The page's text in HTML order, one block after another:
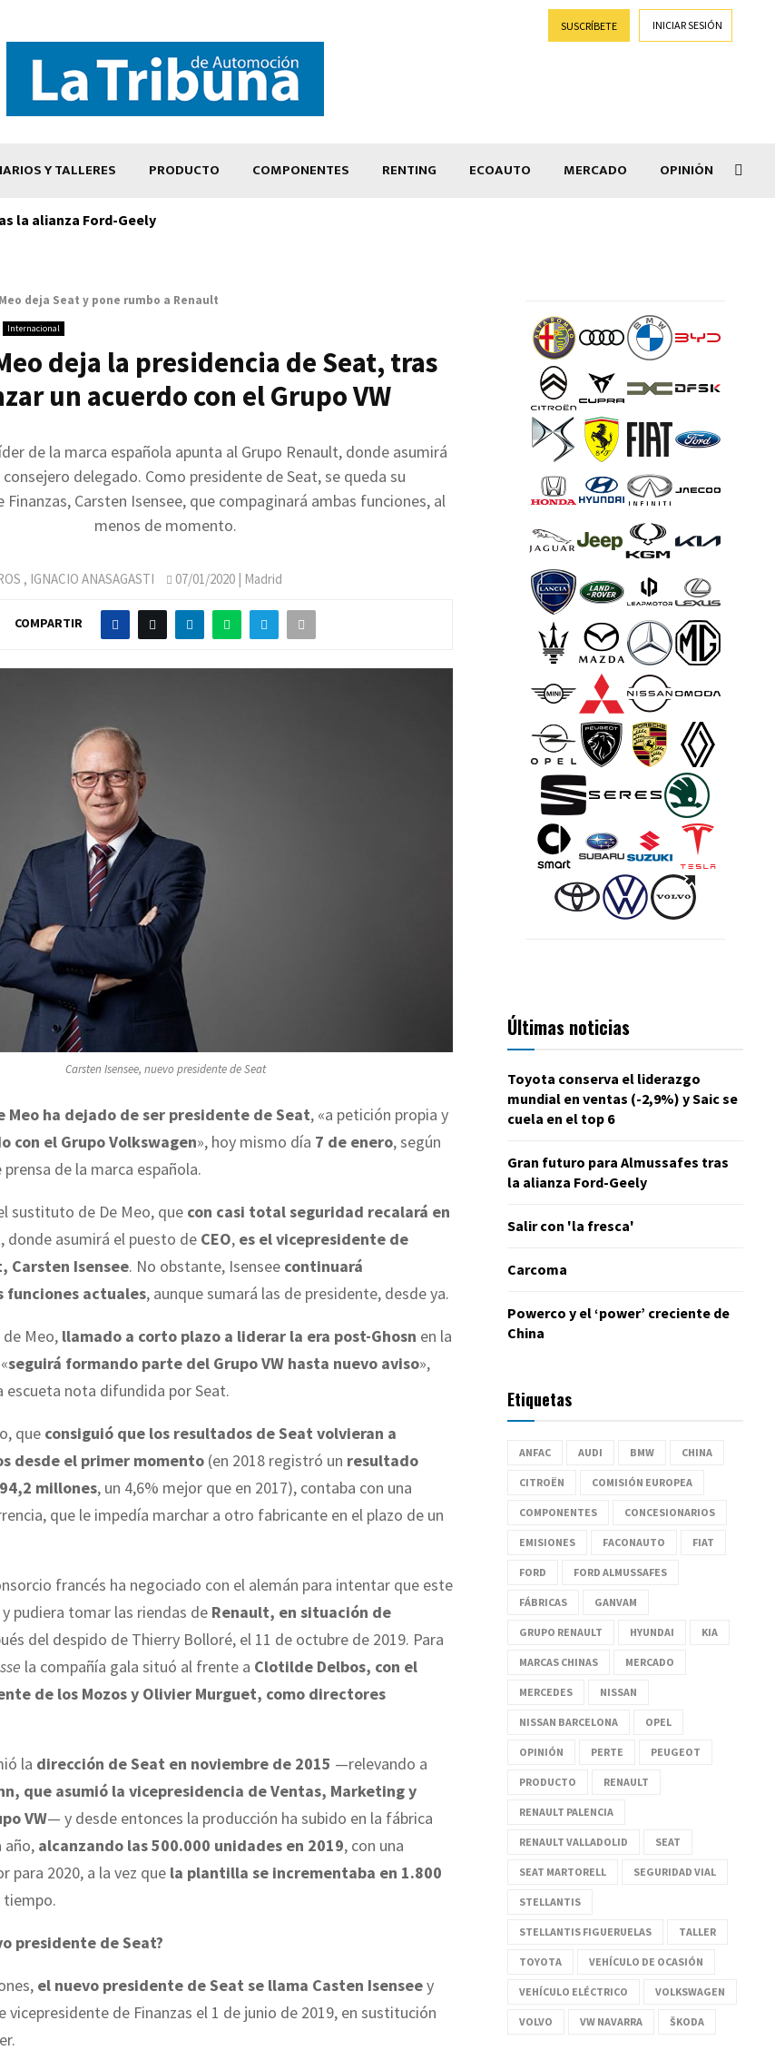
SUSCRÍBETE INICIAR SESIÓN
Y TALLERES PRODUCTO COMPONENTES RENTING ECOAUTO MERCADO OPINIÓN
la alianza Ford-Geely
deja Seat y pone rumbo a Renault
Internacional
deja la presidencia de Seat, tras
un acuerdo con el Grupo VW
de la marca española apunta al Grupo Renault, donde asumirá
delegado. Como presidente de Seat, se queda su
Carsten Isensee, que compaginará ambas funciones, al
menos de momento.
, IGNACIO ANASAGASTI 07/01/2020 | Madrid
COMPARTIR
Carsten Isensee, nuevo presidente de Seat
Meo ha dejado de ser presidente de Seat, «a petición propia y
con el Grupo Volkswagen», hoy mismo día 7 de enero, según
de la marca española.
sustituto de De Meo, que con casi total seguridad recalará en
, donde asumirá el puesto de CEO, es el vicepresidente de
Carsten Isensee. No obstante, Isensee continuará
funciones actuales, aunque sumará las de presidente, desde ya.
Meo, llamado a corto plazo a liderar la era post-Ghosn en la
seguirá formando parte del Grupo VW hasta nuevo aviso»,
escueta nota difundida por Seat.
que consiguió que los resultados de Seat volvieran a
desde el primer momento (en 2018 registró un resultado
millones, un 4,6% mejor que en 2017), contaba con una
que le impedía marchar a otro fabricante en el plazo de un
francés ha negociado con el alemán para intentar que este
pudiera tomar las riendas de Renault, en situación de
del despido de Thierry Bolloré, el 11 de octubre de 2019. Para
la compañía gala situó al frente a Clotilde Delbos, con el
de los Mozos y Olivier Murguet, como directores
la dirección de Seat en noviembre de 2015 —relevando a
que asumió la vicepresidencia de Ventas, Marketing y
VW— y desde entonces la producción ha subido en la fábrica
año, alcanzando las 500.000 unidades en 2019, con una
para 2020, a la vez que la plantilla se incrementaba en 1.800
tiempo.
presidente de Seat?
el nuevo presidente de Seat se llama Casten Isenseey
vicepresidente de Finanzas el 1 de junio de 2019, en sustitución
Últimas noticias
Toyota conserva el liderazgo
mundial en ventas (-2,9%) y Saic se
cuela en el top 6
Gran futuro para Almussafes tras
la alianza Ford-Geely
Salir con 'la fresca'
Carcoma
Powerco y el ‘power’ creciente de
China
Etiquetas
ANFAC AUDI BMW CHINA
CITROËN COMISIÓN EUROPEA
COMPONENTES CONCESIONARIOS
EMISIONES FACONAUTO FIAT
FORD FORD ALMUSSAFES
FÁBRICAS GANVAM
GRUPO RENAULT HYUNDAI KIA
MARCAS CHINAS MERCADO
MERCEDES NISSAN
NISSAN BARCELONA OPEL
OPINIÓN PERTE PEUGEOT
PRODUCTO RENAULT
RENAULT PALENCIA
RENAULT VALLADOLID SEAT
SEAT MARTORELL SEGURIDAD VIAL
STELLANTIS
STELLANTIS FIGUERUELAS TALLER
TOYOTA VEHÍCULO DE OCASIÓN
VEHÍCULO ELÉCTRICO VOLKSWAGEN
VOLVO VW NAVARRA ŠKODA